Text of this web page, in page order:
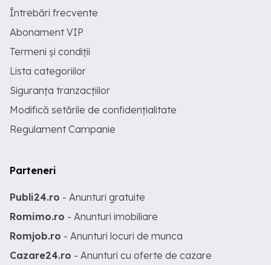
Întrebări frecvente
Abonament VIP
Termeni și condiții
Lista categoriilor
Siguranța tranzacțiilor
Modifică setările de confidențialitate
Regulament Campanie
Parteneri
Publi24.ro - Anunturi gratuite
Romimo.ro - Anunturi imobiliare
Romjob.ro - Anunturi locuri de munca
Cazare24.ro - Anunturi cu oferte de cazare